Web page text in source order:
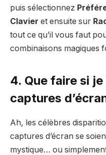
puis sélectionnez
Clavier et ensuite sur
tout ce qu’il vous faut
combinaisons magiques
4. Que faire si
captures
Ah, les célèbres
captures d’écran se
mystique… ou